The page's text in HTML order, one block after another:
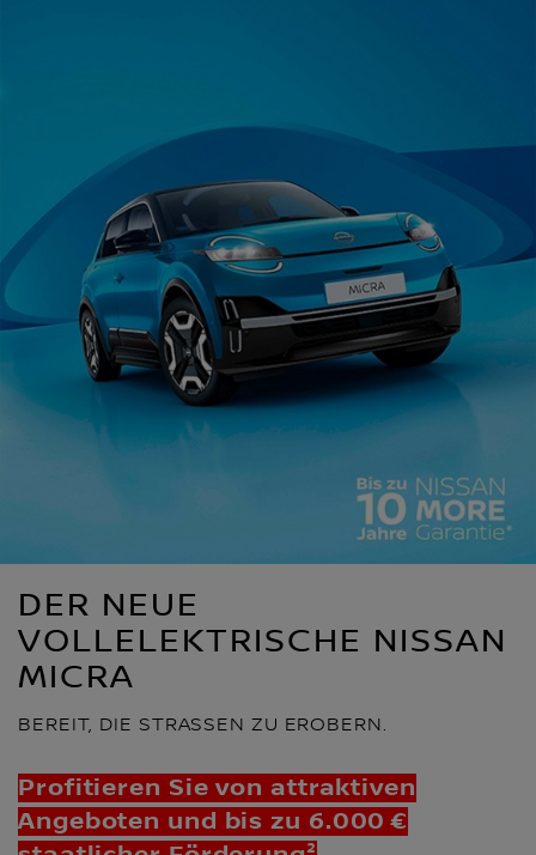
DER NEUE
VOLLELEKTRISCHE NISSAN
MICRA
BEREIT, DIE STRASSEN ZU EROBERN.
Profitieren Sie von attraktiven
Angeboten und bis zu 6.000 €